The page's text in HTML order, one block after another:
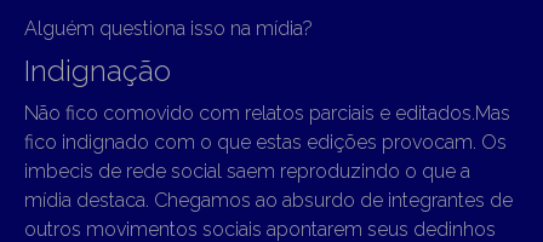
Alguém questiona isso na mídia?
Indignação
Não fico comovido com relatos parciais e editados.Mas
fico indignado com o que estas edições provocam. Os
imbecis de rede social saem reproduzindo o que a
mídia destaca. Chegamos ao absurdo de integrantes de
outros movimentos sociais apontarem seus dedinhos